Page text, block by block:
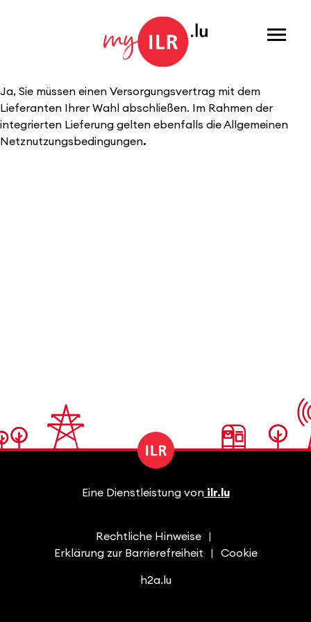
Menu
Ja, Sie müssen einen Versorgungsvertrag mit dem
Lieferanten Ihrer Wahl abschließen. Im Rahmen der
integrierten Lieferung gelten ebenfalls die Allgemeinen
Netznutzungsbedingungen.
Rechtliche Hinweise
Erklärung zur Barrierefreiheit
Cookie
Eine Dienstleistung vonilr.lu
h2a.lu